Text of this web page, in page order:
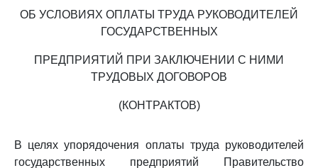
ОБ УСЛОВИЯХ ОПЛАТЫ ТРУДА РУКОВОДИТЕЛЕЙ
ГОСУДАРСТВЕННЫХ
ПРЕДПРИЯТИЙ ПРИ ЗАКЛЮЧЕНИИ С НИМИ
ТРУДОВЫХ ДОГОВОРОВ
(КОНТРАКТОВ)
В целях упорядочения оплаты труда руководителей
государственных предприятий Правительство